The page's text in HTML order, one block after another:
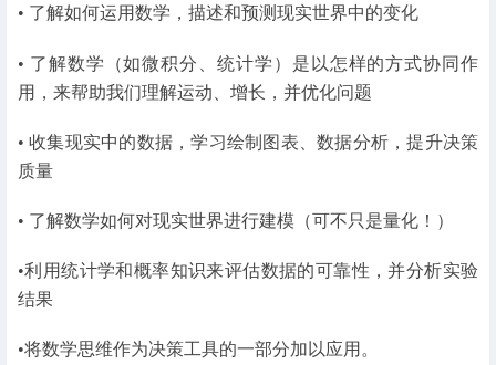
• 了解如何运用数学，描述和预测现实世界中的变化
• 了解数学（如微积分、统计学）是以怎样的方式协同作
用，来帮助我们理解运动、增长，并优化问题
• 收集现实中的数据，学习绘制图表、数据分析，提升决策
质量
• 了解数学如何对现实世界进行建模（可不只是量化！）
•利用统计学和概率知识来评估数据的可靠性，并分析实验
结果
•将数学思维作为决策工具的一部分加以应用。